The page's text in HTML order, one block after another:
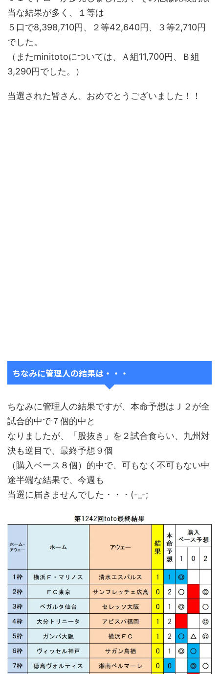
当な結果が多く、１等は
５口で8,398,710円、２等42,640円、３等2,710円
でした。
（またminitotoについては、Ａ組11,700円、Ｂ組
3,290円でした。）
当選された皆さん、おめでとうございました！！
ちなみに管理人の結果は・・・
ちなみに管理人の結果ですが、本命予想はＪ２が全
試合的中で７個的中と
なりましたが、「股抜き」を２試合食らい、九州対
決も逆目で、最終予想９個
（購入ベース８個）的中で、可もなく不可もない中
途半端な結果で、今週も
当選に届きませんでした・・・(-_-;